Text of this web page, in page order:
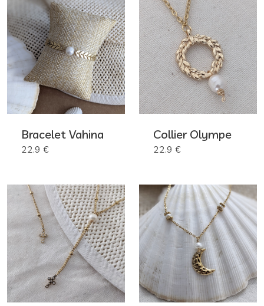
Bracelet Vahina
22.9 €
Collier Olympe
22.9 €